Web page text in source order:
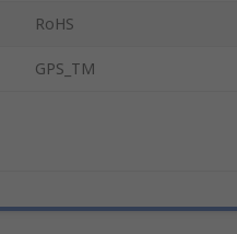
RoHS
GPS_TM